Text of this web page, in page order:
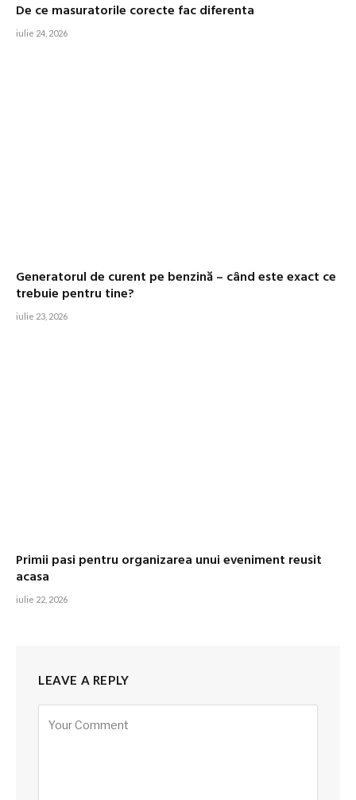
De ce masuratorile corecte fac diferenta
iulie 24, 2026
Generatorul de curent pe benzină – când este exact ce
trebuie pentru tine?
iulie 23, 2026
Primii pasi pentru organizarea unui eveniment reusit
acasa
iulie 22, 2026
LEAVE A REPLY